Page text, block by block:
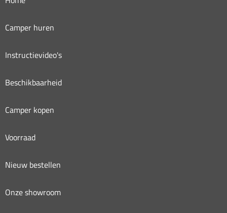
Camper huren
Instructievideo's
Beschikbaarheid
Camper kopen
Voorraad
Nieuw bestellen
Onze showroom